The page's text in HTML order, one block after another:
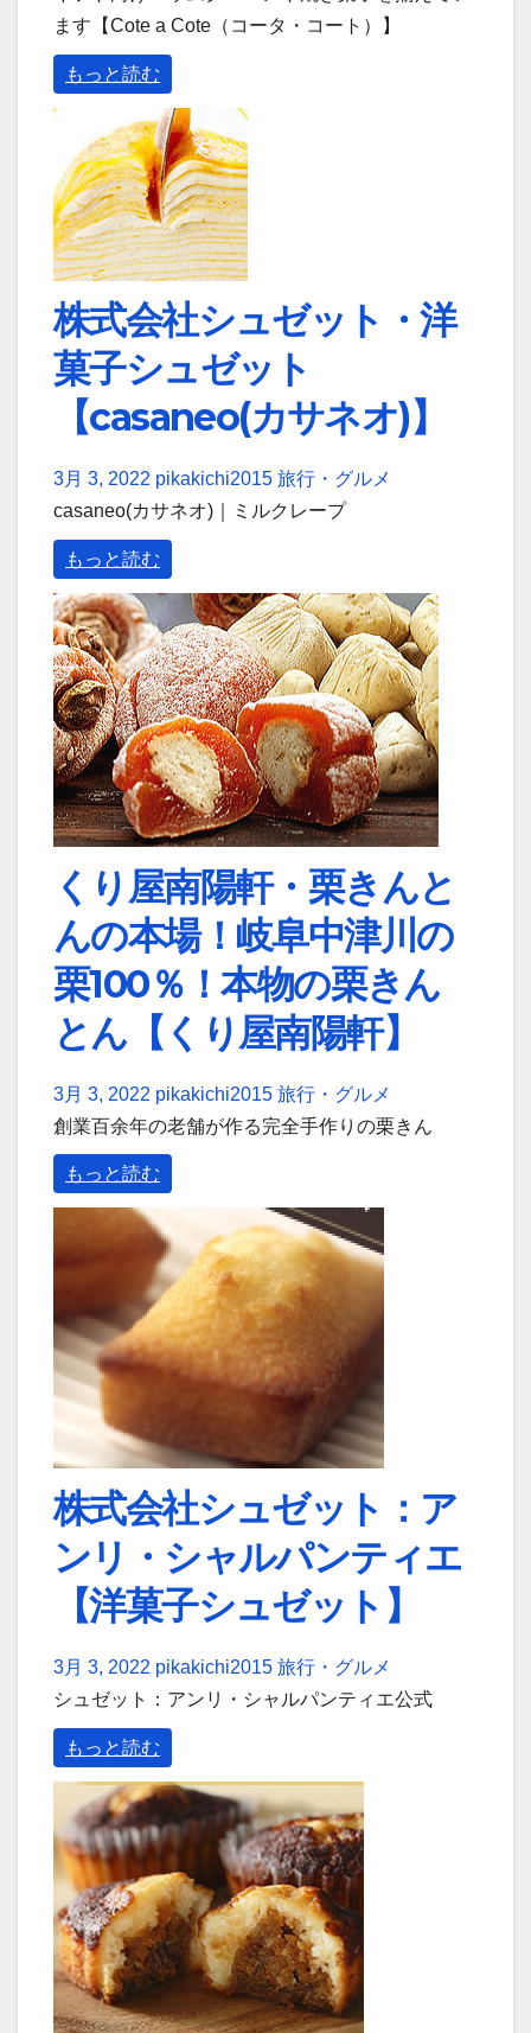
ます【Cote a Cote（コータ・コート）】
もっと読む
株式会社シュゼット・洋
菓子シュゼット
【casaneo(カサネオ)】
3月 3, 2022 pikakichi2015 旅行・グルメ
casaneo(カサネオ)｜ミルクレープ
もっと読む
くり屋南陽軒・栗きんと
んの本場！岐阜中津川の
栗100％！本物の栗きん
とん【くり屋南陽軒】
3月 3, 2022 pikakichi2015 旅行・グルメ
創業百余年の老舗が作る完全手作りの栗きん
もっと読む
株式会社シュゼット：ア
ンリ・シャルパンティエ
【洋菓子シュゼット】
3月 3, 2022 pikakichi2015 旅行・グルメ
シュゼット：アンリ・シャルパンティエ公式
もっと読む